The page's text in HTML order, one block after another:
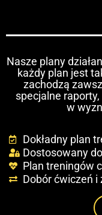
Nasze plany
każdy plan jest
zachodzą
specjalne
w
Dokładny plan
Dostosowany
Plan treningów
Dobór ćwiczeń